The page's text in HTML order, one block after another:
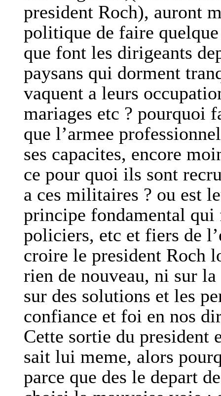
president Roch), auront
politique de faire
que font les dirigeants
paysans qui dorment
vaquent a leurs
mariages etc ? pourquoi
que l’armee
ses capacites, encore
ce pour quoi ils sont
a ces militaires ? ou est
principe fondamental
policiers, etc et fiers de
croire le president Roch
rien de nouveau, ni sur
sur des solutions et les
confiance et foi en nos
Cette sortie du president
sait lui meme, alors
parce que des le depart